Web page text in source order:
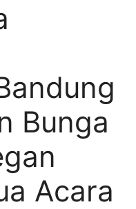
Bunga
Acara